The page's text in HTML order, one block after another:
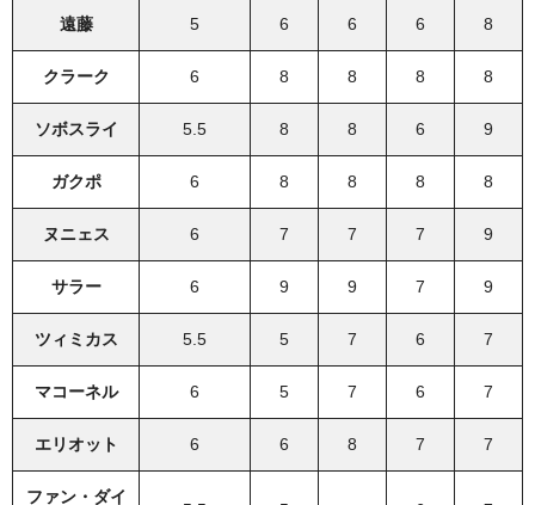
遠藤 5 6 6 6 8
クラーク 6 8 8 8 8
ソボスライ 5.5 8 8 6 9
ガクポ 6 8 8 8 8
ヌニェス 6 7 7 7 9
サラー 6 9 9 7 9
ツィミカス 5.5 5 7 6 7
マコーネル 6 5 7 6 7
エリオット 6 6 8 7 7
ファン・ダイ